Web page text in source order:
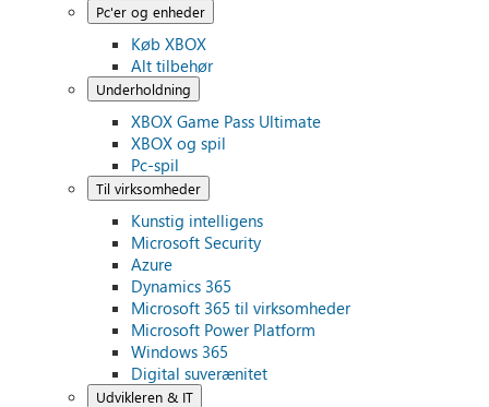
Pc'er og enheder
Køb XBOX
Alt tilbehør
Underholdning
XBOX Game Pass Ultimate
XBOX og spil
Pc-spil
Til virksomheder
Kunstig intelligens
Microsoft Security
Azure
Dynamics 365
Microsoft 365 til virksomheder
Microsoft Power Platform
Windows 365
Digital suverænitet
Udvikleren & IT